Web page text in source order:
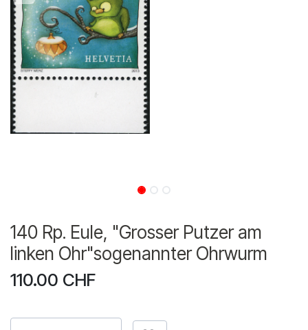
140 Rp. Eule, "Grosser Putzer am
linken Ohr"sogenannter Ohrwurm
110.00 CHF